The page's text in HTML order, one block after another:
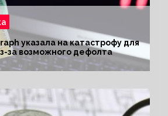
указала на катастрофу для
за возможного дефолта